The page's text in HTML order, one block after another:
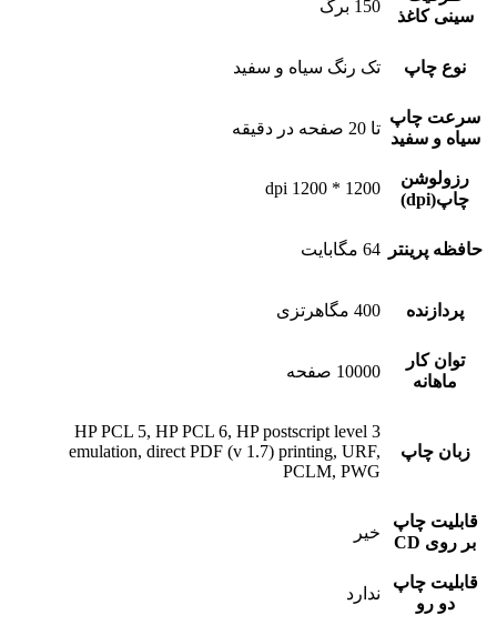
سینی کاغذ
150 برگ
نوع چاپ تک رنگ سیاه و سفید
سرعت چاپ
سیاه و سفید
تا 20 صفحه در دقیقه
رزولوشن
چاپ(dpi)
1200 * 1200 dpi
حافظه پرینتر 64 مگابایت
پردازنده 400 مگاهرتزی
توان کار
ماهانه
10000 صفحه
زبان چاپ
HP PCL 5, HP PCL 6, HP postscript level 3
emulation, direct PDF (v 1.7) printing, URF,
PCLM, PWG
قابلیت چاپ
بر روی CD
خیر
قابلیت چاپ
دو رو
ندارد